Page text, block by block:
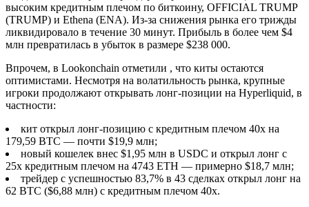
высоким кредитным плечом по биткоину, OFFICIAL TRUMP
(TRUMP) и Ethena (ENA). Из-за снижения рынка его трижды
ликвидировало в течение 30 минут. Прибыль в более чем $4
млн превратилась в убыток в размере $238 000.
Впрочем, в Lookonchain отметили , что киты остаются
оптимистами. Несмотря на волатильность рынка, крупные
игроки продолжают открывать лонг-позиции на Hyperliquid, в
частности:
кит открыл лонг-позицию с кредитным плечом 40x на
179,59 BTC — почти $19,9 млн;
новый кошелек внес $1,95 млн в USDC и открыл лонг с
25x кредитным плечом на 4743 ETH — примерно $18,7 млн;
трейдер с успешностью 83,7% в 43 сделках открыл лонг на
62 BTC ($6,88 млн) с кредитным плечом 40x.